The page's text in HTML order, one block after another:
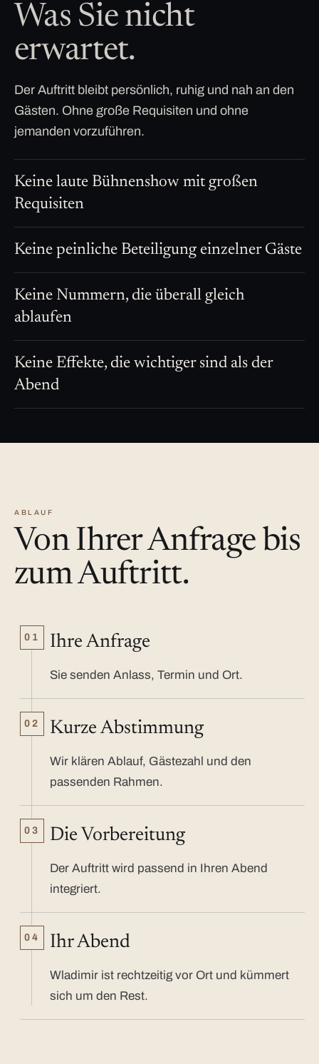
Was Sie nicht
erwartet.
Der Auftritt bleibt persönlich, ruhig und nah an den
Gästen. Ohne große Requisiten und ohne
jemanden vorzuführen.
Keine laute Bühnenshow mit großen
Requisiten
Keine peinliche Beteiligung einzelner Gäste
Keine Nummern, die überall gleich
ablaufen
Keine Effekte, die wichtiger sind als der
Abend
ABLAUF
Von Ihrer Anfrage bis
zum Auftritt.
01 Ihre Anfrage
Sie senden Anlass, Termin und Ort.
02 Kurze Abstimmung
Wir klären Ablauf, Gästezahl und den
passenden Rahmen.
03 Die Vorbereitung
Der Auftritt wird passend in Ihren Abend
integriert.
04 Ihr Abend
Wladimir ist rechtzeitig vor Ort und kümmert
sich um den Rest.